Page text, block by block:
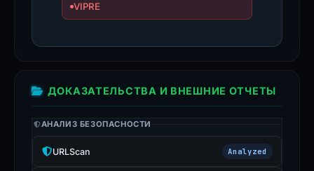
VIPRE
ДОКАЗАТЕЛЬСТВА И ВНЕШНИЕ ОТЧЕТЫ
АНАЛИЗ БЕЗОПАСНОСТИ
URLScan Analyzed